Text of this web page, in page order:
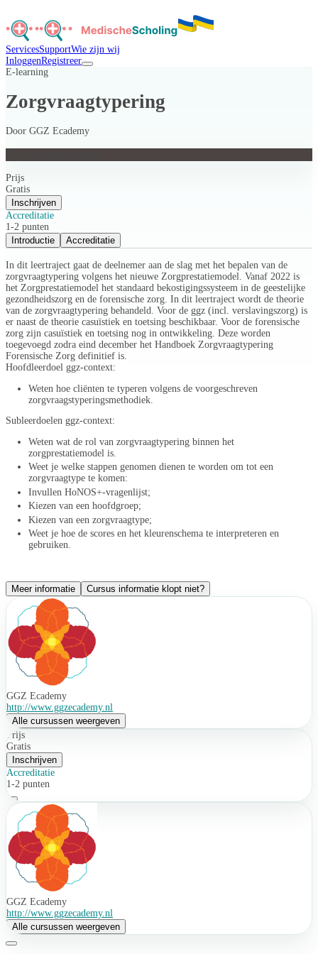
ServicesSupportWie zijn wij
InloggenRegistreer
E-learning
Zorgvraagtypering
Door GGZ Ecademy
Prijs
Gratis
Inschrijven
Accreditatie
1-2 punten
Introductie
Accreditatie
In dit leertraject gaat de deelnemer aan de slag met het bepalen van de
zorgvraagtypering volgens het nieuwe Zorgprestatiemodel. Vanaf 2022 is
het Zorgprestatiemodel het standaard bekostigingssysteem in de geestelijke
gezondheidszorg en de forensische zorg. In dit leertraject wordt de theorie
van de zorgvraagtypering behandeld. Voor de ggz (incl. verslavingszorg) is
er naast de theorie casuïstiek en toetsing beschikbaar. Voor de forensische
zorg zijn casuïstiek en toetsing nog in ontwikkeling. Deze worden
toegevoegd zodra eind december het Handboek Zorgvraagtypering
Forensische Zorg definitief is.
Hoofdleerdoel ggz-context:
Weten hoe cliënten te typeren volgens de voorgeschreven
zorgvraagstyperingsmethodiek.
Subleerdoelen ggz-context:
Weten wat de rol van zorgvraagtypering binnen het
zorgprestatiemodel is.
Weet je welke stappen genomen dienen te worden om tot een
zorgvraagtype te komen:
Invullen HoNOS+-vragenlijst;
Kiezen van een hoofdgroep;
Kiezen van een zorgvraagtype;
Weet je hoe de scores en het kleurenschema te interpreteren en
gebruiken.
Meer informatie Cursus informatie klopt niet?
GGZ Ecademy
http://www.ggzecademy.nl
Alle cursussen weergeven
Prijs
Gratis
Inschrijven
Accreditatie
1-2 punten
GGZ Ecademy
http://www.ggzecademy.nl
Alle cursussen weergeven